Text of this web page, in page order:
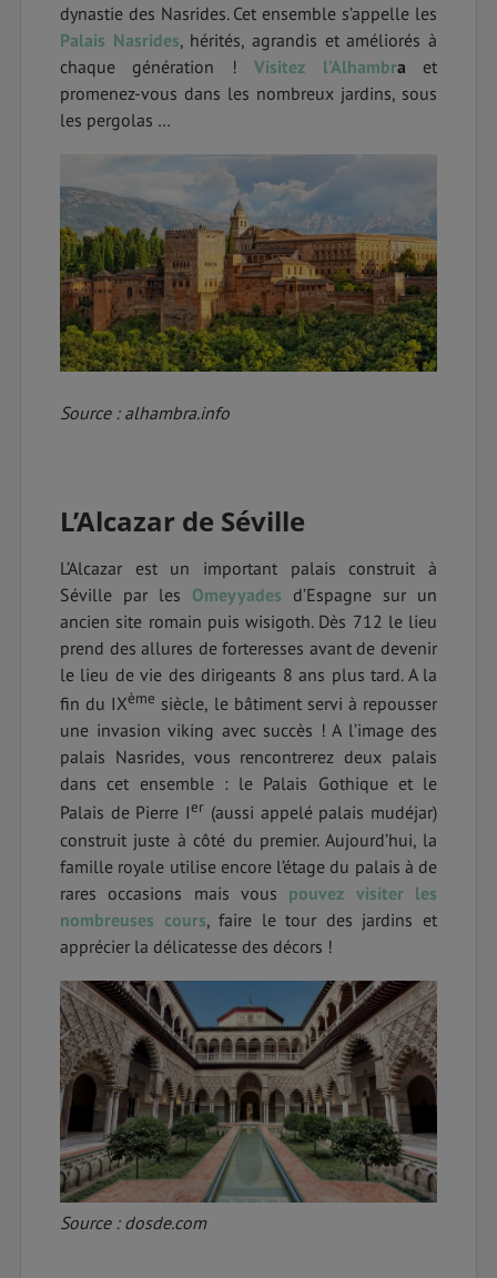
dynastie des Nasrides. Cet ensemble s’appelle les
Palais Nasrides, hérités, agrandis et améliorés à
chaque génération !Visitez l’Alhambra et
promenez-vous dans les nombreux jardins, sous
les pergolas …
Source : alhambra.info
L’Alcazar de Séville
L’Alcazar est un important palais construit à
Séville par les Omeyyades d’Espagne sur un
ancien site romain puis wisigoth. Dès 712 le lieu
prend des allures de forteresses avant de devenir
le lieu de vie des dirigeants 8 ans plus tard. A la
fin du IXème siècle, le bâtiment servi à repousser
une invasion viking avec succès ! A l’image des
palais Nasrides, vous rencontrerez deux palais
dans cet ensemble : le Palais Gothique et le
Palais de Pierre Ier (aussi appelé palais mudéjar)
construit juste à côté du premier. Aujourd’hui, la
famille royale utilise encore l’étage du palais à de
rares occasions mais vous pouvez visiter les
nombreuses cours, faire le tour des jardins et
apprécier la délicatesse des décors !
Source : dosde.com